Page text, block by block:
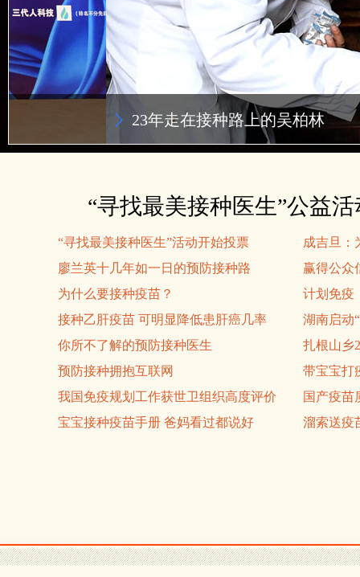
“寻找最美接种医生”公益活动启动
“寻找最美接种医生”公益
“寻找最美接种医生”活动开始投票
成吉旦：
廖兰英十几年如一日的预防接种路
赢得公众
为什么要接种疫苗？
计划免疫
接种乙肝疫苗 可明显降低患肝癌几率
湖南启动
你所不了解的预防接种医生
扎根山乡
预防接种拥抱互联网
带宝宝打
我国免疫规划工作获世卫组织高度评价
国产疫苗
宝宝接种疫苗手册 爸妈看过都说好
溜索送疫